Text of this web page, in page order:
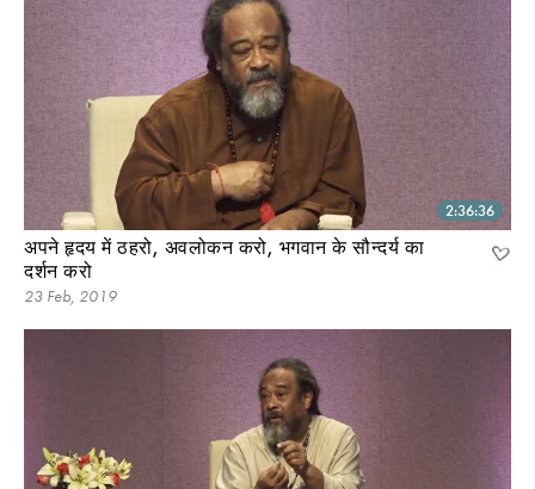
2:36:36
अपने हृदय में ठहरो, अवलोकन करो, भगवान के सौन्दर्य का
दर्शन करो
23 Feb, 2019